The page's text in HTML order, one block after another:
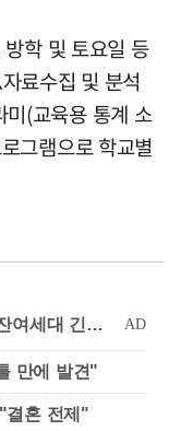
학 및 토요일 등
료수집 및 분석
(교육용 통계 소
그램으로 학교별
만에 발견"
결혼 전제"